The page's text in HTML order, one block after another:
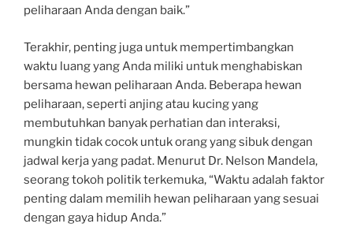
peliharaan Anda dengan baik.”
Terakhir, penting juga untuk mempertimbangkan
waktu luang yang Anda miliki untuk menghabiskan
bersama hewan peliharaan Anda. Beberapa hewan
peliharaan, seperti anjing atau kucing yang
membutuhkan banyak perhatian dan interaksi,
mungkin tidak cocok untuk orang yang sibuk dengan
jadwal kerja yang padat. Menurut Dr. Nelson Mandela,
seorang tokoh politik terkemuka, “Waktu adalah faktor
penting dalam memilih hewan peliharaan yang sesuai
dengan gaya hidup Anda.”